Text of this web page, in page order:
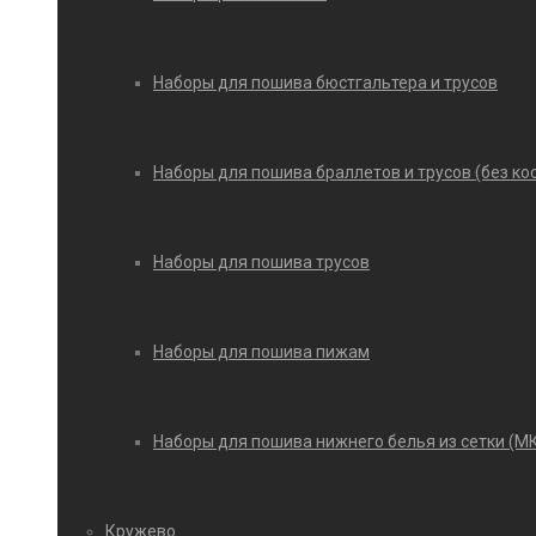
Наборы для пошива бюстгальтера и трусов
Наборы для пошива браллетов и трусов (без
Наборы для пошива трусов
Наборы для пошива пижам
Наборы для пошива нижнего белья из сетки
Кружево